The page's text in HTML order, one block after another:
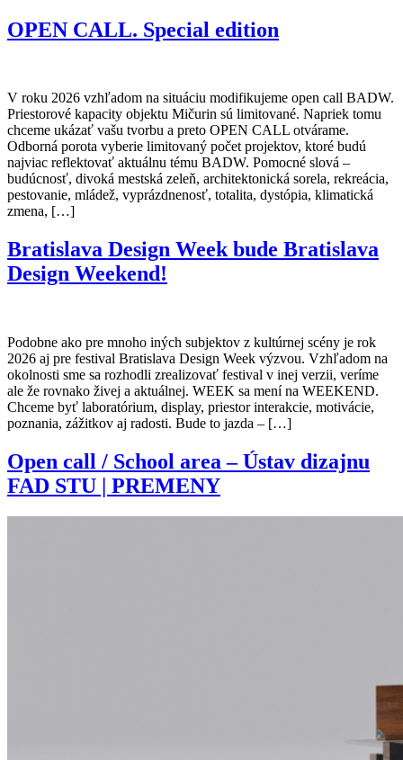
OPEN CALL. Special edition
V roku 2026 vzhľadom na situáciu modifikujeme open call BADW.
Priestorové kapacity objektu Mičurin sú limitované. Napriek tomu
chceme ukázať vašu tvorbu a preto OPEN CALL otvárame.
Odborná porota vyberie limitovaný počet projektov, ktoré budú
najviac reflektovať aktuálnu tému BADW. Pomocné slová –
budúcnosť, divoká mestská zeleň, architektonická sorela, rekreácia,
pestovanie, mládež, vyprázdnenosť, totalita, dystópia, klimatická
zmena, […]
Bratislava Design Week bude Bratislava
Design Weekend!
Podobne ako pre mnoho iných subjektov z kultúrnej scény je rok
2026 aj pre festival Bratislava Design Week výzvou. Vzhľadom na
okolnosti sme sa rozhodli zrealizovať festival v inej verzii, veríme
ale že rovnako živej a aktuálnej. WEEK sa mení na WEEKEND.
Chceme byť laboratórium, display, priestor interakcie, motivácie,
poznania, zážitkov aj radosti. Bude to jazda – […]
Open call / School area – Ústav dizajnu
FAD STU | PREMENY